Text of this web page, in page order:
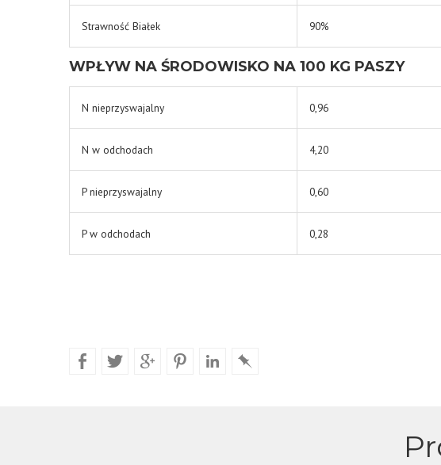
Strawność Białek 90%
WPŁYW NA ŚRODOWISKO NA 100 KG PASZY
N nieprzyswajalny 0,96
N w odchodach 4,20
P nieprzyswajalny 0,60
P w odchodach 0,28